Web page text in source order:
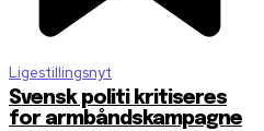
Ligestillingsnyt
Svensk politi kritiseres
for armbåndskampagne